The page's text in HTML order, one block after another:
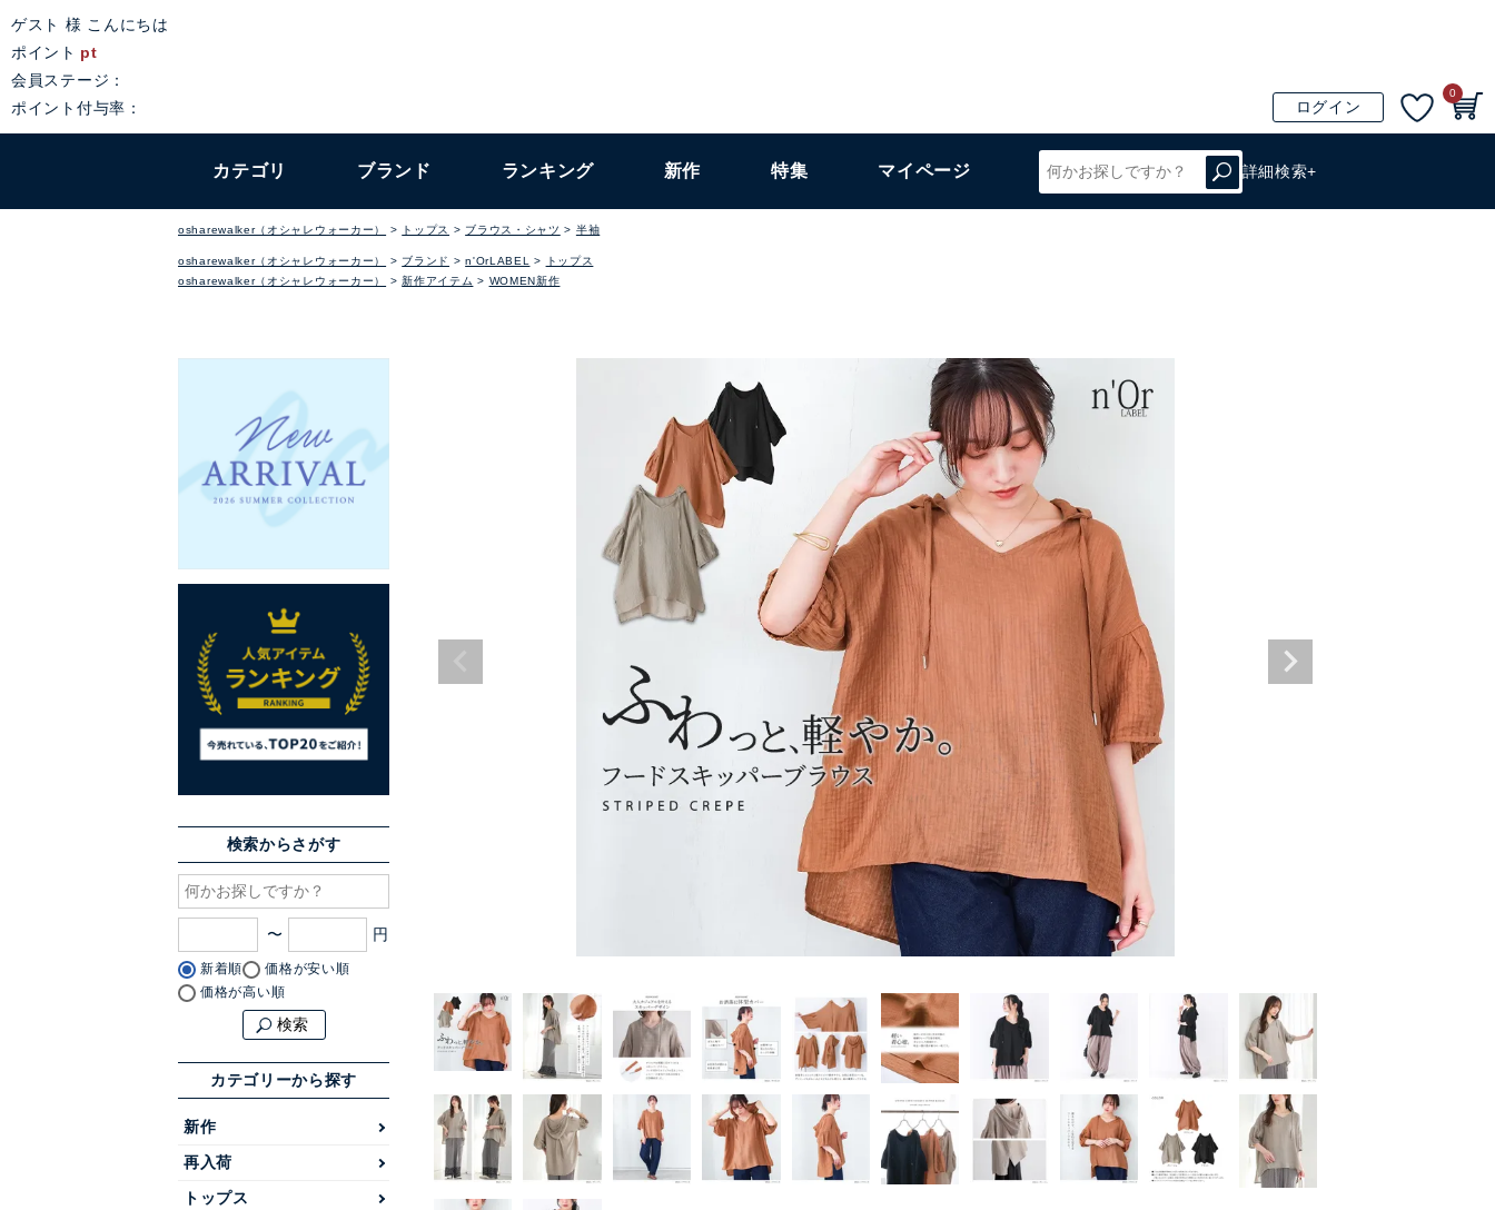
ゲスト 様 こんにちは
ポイント pt
会員ステージ：
ポイント付与率：
ログイン
0
カテゴリ ブランド ランキング 新作 特集 マイページ 詳細検索+
osharewalker（オシャレウォーカー） トップス ブラウス・シャツ 半袖
osharewalker（オシャレウォーカー） ブランド n'OrLABEL
トップス
osharewalker（オシャレウォーカー）
新作アイテム WOMEN新作
検索からさがす
〜
新着順
価格が安い順
価格が高い順
検索
カテゴリーから探す
新作
再入荷
トップス